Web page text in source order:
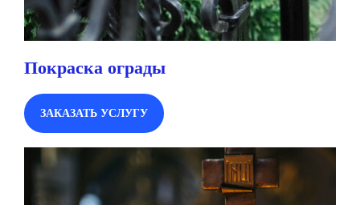
Покраска ограды
ЗАКАЗАТЬ УСЛУГУ